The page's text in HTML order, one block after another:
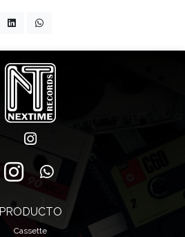
PRODUCTO
Cassette